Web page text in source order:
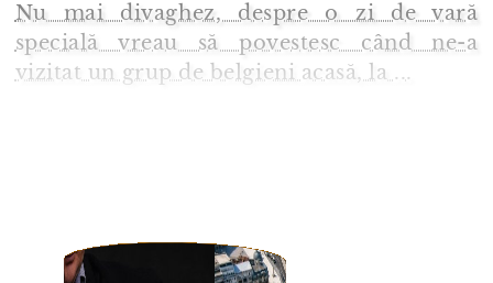
Nu mai divaghez, despre o zi de vară
specială vreau să povestesc când ne-a
vizitat un grup de belgieni acasă, la ...